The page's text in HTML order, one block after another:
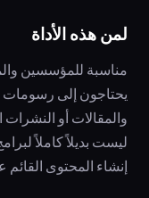
لمن هذه الأداة
مناسبة للمؤسسين
يحتاجون إلى رسومات
والمقالات أو
إنشاء المحتوى